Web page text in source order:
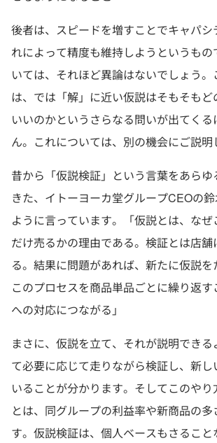
後者は、スピードを増すことでキャパシ
れによって精度も維持しようというも
いては、それほど異論はないでしょう
は、では「解」に近い仮説はそもそも
いいのかというさらなる問いが出てく
ん。これについては、別の機会にご説明
昔から「仮説検証」という言葉をあらゆ
きた、イトーヨーカ堂グループCEOの
ように言っています。「仮説とは、な
だけ売るかの理由である。検証とは店
る。結果に問題があれば、新たに仮説を
このプロセスを商品単品ごとに繰り返
への対応につながる」
まさに、仮説を立て、それが説明でき
て必要に応じて走りながら検証し、新し
いることが分かります。そしてこのやり
とは、同グループの利益率や新商品の
す。仮説検証は、個人ベースもさるこ